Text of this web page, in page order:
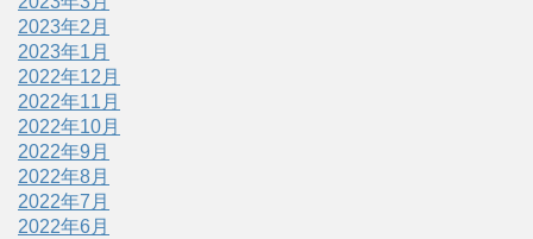
2023年2月
2023年1月
2022年12月
2022年11月
2022年10月
2022年9月
2022年8月
2022年7月
2022年6月